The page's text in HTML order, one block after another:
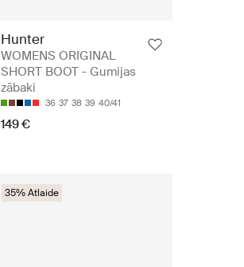
Hunter
WOMENS ORIGINAL
SHORT BOOT - Gumijas
zābaki
36 37 38 39 40/41
149 €
35% Atlaide